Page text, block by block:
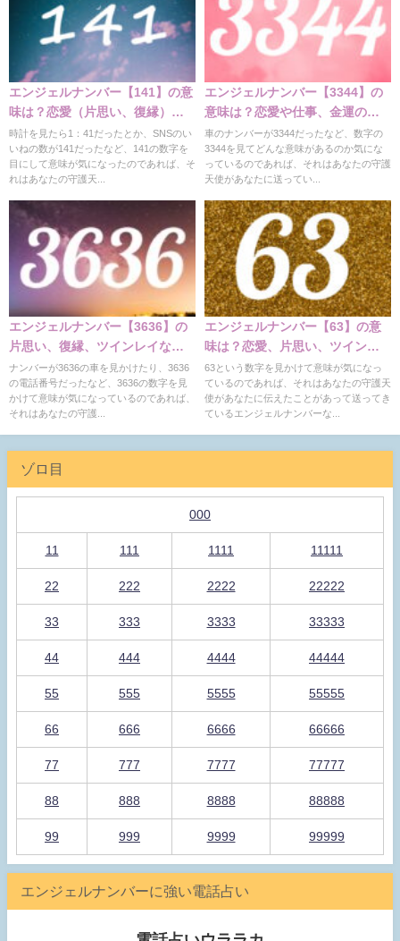
エンジェルナンバー【141】の意
味は？恋愛（片思い、復縁）な
どの意味
時計を見たら1：41だったとか、SNSのい
いねの数が141だったなど、141の数字を
目にして意味が気になったのであれば、そ
れはあなたの守護天...
エンジェルナンバー【3344】の
意味は？恋愛や仕事、金運の意
味
車のナンバーが3344だったなど、数字の
3344を見てどんな意味があるのか気にな
っているのであれば、それはあなたの守護
天使があなたに送ってい...
エンジェルナンバー【3636】の
片思い、復縁、ツインレイなど
の意味の解説
ナンバーが3636の車を見かけたり、3636
の電話番号だったなど、3636の数字を見
かけて意味が気になっているのであれば、
それはあなたの守護...
エンジェルナンバー【63】の意
味は？恋愛、片思い、ツインレ
イの意味
63という数字を見かけて意味が気になっ
ているのであれば、それはあなたの守護天
使があなたに伝えたことがあって送ってき
ているエンジェルナンバーな...
ゾロ目
000
11 111 1111 11111
22 222 2222 22222
33 333 3333 33333
44 444 4444 44444
55 555 5555 55555
66 666 6666 66666
77 777 7777 77777
88 888 8888 88888
99 999 9999 99999
エンジェルナンバーに強い電話占い